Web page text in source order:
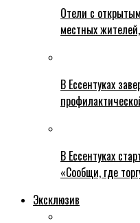
Отели с
местных
В Ессентуках
В Ессентуках
«Сообщи, где
Эксклюзив